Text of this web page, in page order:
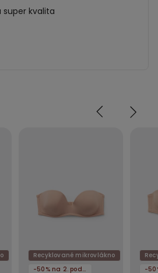
kvalita
Recyklované mikrovlákno
-50% na 2. podprsenku